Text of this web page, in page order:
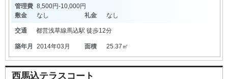
管理費 8,500円-10,000円
敷金
なし 礼金 なし
交通 都営浅草線馬込駅 徒歩12分
築年月 2014年03月 面積 25.37㎡
西馬込テラスコート